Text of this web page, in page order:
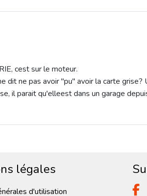
cest sur le moteur.
dit ne pas avoir "pu" avoir la carte
il parait qu'elleest dans un garage
légales
d'utilisation